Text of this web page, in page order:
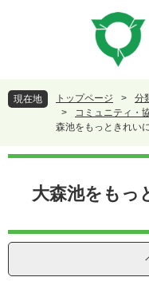
頭
で
飛
ば
本
現在地 トップページ > 分
>
コミュニティ・
森池をもっときれい
本
大森池をもっ